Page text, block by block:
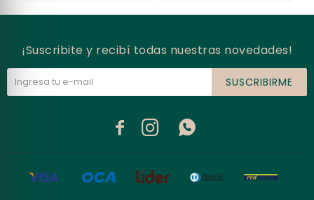
¡Suscribite y recibí todas nuestras novedades!
SUSCRIBIRME
  